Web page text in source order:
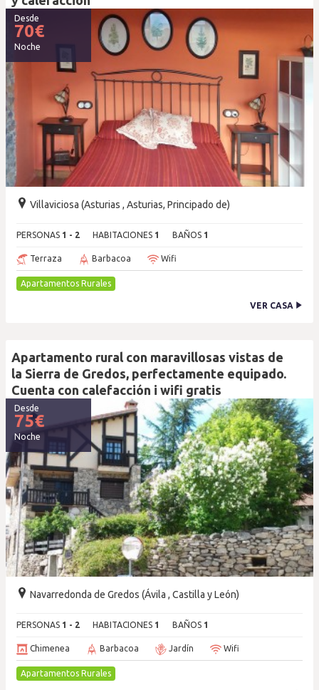
Desde
70€
Noche
Villaviciosa (Asturias , Asturias, Principado de)
PERSONAS 1 - 2 HABITACIONES 1 BAÑOS 1
Terraza Barbacoa Wifi
Apartamentos Rurales
VER CASA
Apartamento rural con maravillosas vistas de
la Sierra de Gredos, perfectamente equipado.
Cuenta con calefacción i wifi gratis
Desde
75€
Noche
Navarredonda de Gredos (Ávila , Castilla y León)
PERSONAS 1 - 2 HABITACIONES 1 BAÑOS 1
Chimenea Barbacoa Jardín Wifi
Apartamentos Rurales